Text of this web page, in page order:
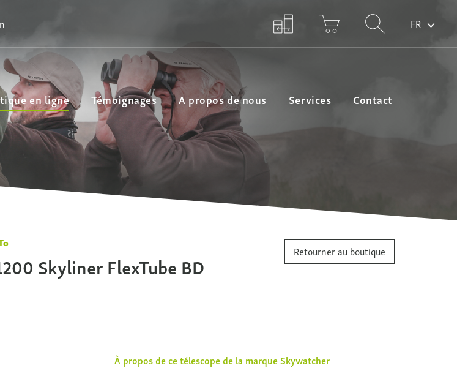
FR
en ligne Témoignages A propos de nous Services Contact
Skyliner FlexTube BD
Retourner au boutique
À propos de ce télescope de la marqueSkywatcher